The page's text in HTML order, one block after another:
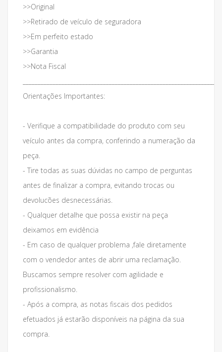
>>Original
>>Retirado de veículo de seguradora
>>Em perfeito estado
>>Garantia
>>Nota Fiscal
Orientações Importantes:
- Verifique a compatibilidade do produto com seu
veículo antes da compra, conferindo a numeração da
peça.
- Tire todas as suas dúvidas no campo de perguntas
antes de finalizar a compra, evitando trocas ou
devolucões desnecessárias.
- Qualquer detalhe que possa existir na peça
deixamos em evidência
- Em caso de qualquer problema ,fale diretamente
com o vendedor antes de abrir uma reclamação.
Buscamos sempre resolver com agilidade e
profissionalismo.
- Após a compra, as notas fiscais dos pedidos
efetuados já estarão disponíveis na página da sua
compra.